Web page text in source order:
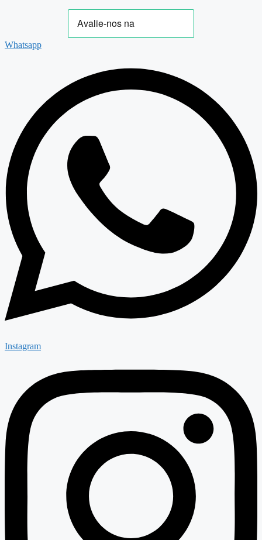
Whatsapp
Instagram